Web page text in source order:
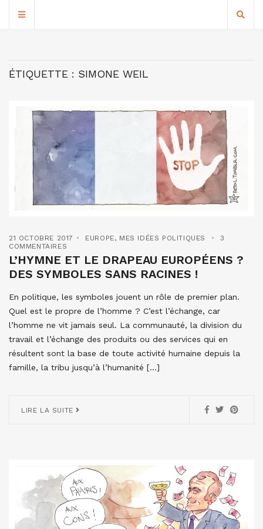
ÉTIQUETTE : SIMONE WEIL
21 OCTOBRE 2017 EUROPE, MES IDÉES POLITIQUES
3
COMMENTAIRES
L’HYMNE ET LE DRAPEAU EUROPÉENS ?
DES SYMBOLES SANS RACINES !
En politique, les symboles jouent un rôle de premier plan.
Quel est le propre de l’homme ? C’est l’échange, car
l’homme ne vit jamais seul. La communauté, la division du
travail et l’échange des produits ou des services qui en
résultent sont la base de toute activité humaine depuis la
famille, la tribu jusqu’à l’humanité […]
LIRE LA SUITE